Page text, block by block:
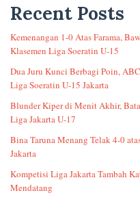
Recent Posts
Kemenangan 1-0 Atas Farama,
Klasemen Liga Soeratin U-15
Dua Juru Kunci Berbagi Poin,
Liga Soeratin U-15 Jakarta
Blunder Kiper di Menit Akhir,
Liga Jakarta U-17
Bina Taruna Menang Telak 4-0
Jakarta
Kompetisi Liga Jakarta Tambah
Mendatang